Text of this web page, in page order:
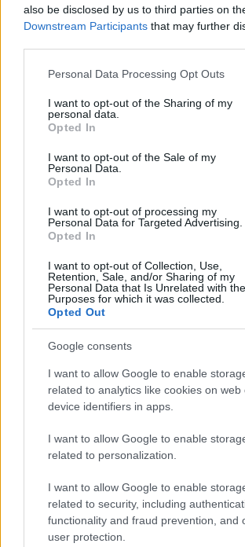
also be disclosed by us to third parties on
Downstream Participants that may further
Please note that this website/app uses one
not limited to your visit or usage behaviour.
grant or deny consent to Google and its
use your data for below specified purposes
consent section.
Personal Data Processing Opt Outs
I want to opt-out of the Sharing of my
personal data.
Opted In
I want to opt-out of the Sale of my
Personal Data.
Opted In
I want to opt-out of processing my
Personal Data for Targeted Advertising.
Opted In
I want to opt-out of Collection, Use,
Retention, Sale, and/or Sharing of my
Personal Data that Is Unrelated with the
Purposes for which it was collected.
Opted Out
Google consents
I want to allow Google to enable
related to analytics like cookies on web
device identifiers in apps.
I want to allow Google to enable
related to personalization.
I want to allow Google to enable
related to security, including
functionality and fraud prevention, and
user protection.
Pozostały wątpliwości? Brakuje
Zobacz, co zyskują abonenci
SPRAWDŹ
Często sprawdzane
tego Hugona, kiedytego Huga, kiedy
jeszcze o odmianie imieniaHugo
czymielići o odmianie
Święty Szczepan— A na blogu
— Pochodzenie słowaspa
oględziny— Oględziny zwłok AD 1860 to...
Mogą Cię zainteresować również